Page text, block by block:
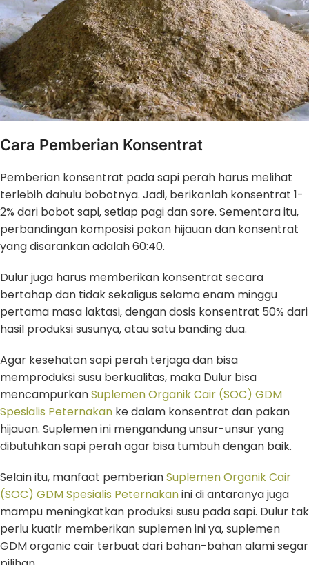
Cara Pemberian Konsentrat
Pemberian konsentrat pada sapi perah harus melihat
terlebih dahulu bobotnya. Jadi, berikanlah konsentrat 1-
2% dari bobot sapi, setiap pagi dan sore. Sementara itu,
perbandingan komposisi pakan hijauan dan konsentrat
yang disarankan adalah 60:40.
Dulur juga harus memberikan konsentrat secara
bertahap dan tidak sekaligus selama enam minggu
pertama masa laktasi, dengan dosis konsentrat 50% dari
hasil produksi susunya, atau satu banding dua.
Agar kesehatan sapi perah terjaga dan bisa
memproduksi susu berkualitas, maka Dulur bisa
mencampurkanSuplemen Organik Cair (SOC) GDM
Spesialis Peternakan ke dalam konsentrat dan pakan
hijauan. Suplemen ini mengandung unsur-unsur yang
dibutuhkan sapi perah agar bisa tumbuh dengan baik.
Selain itu, manfaat pemberianSuplemen Organik Cair
(SOC) GDM Spesialis Peternakanini di antaranya juga
mampu meningkatkan produksi susu pada sapi. Dulur tak
perlu kuatir memberikan suplemen ini ya, suplemen
GDM organic cair terbuat dari bahan-bahan alami segar